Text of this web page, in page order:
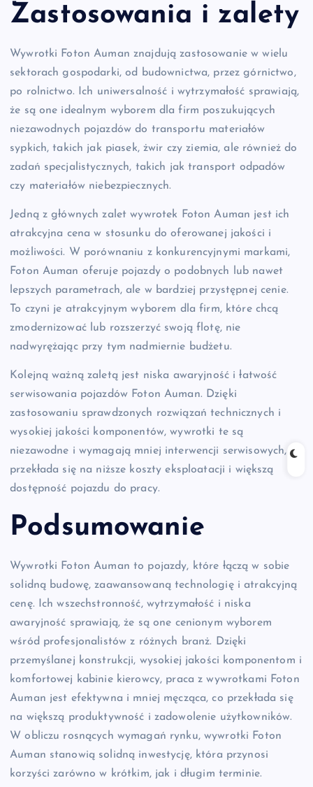
Zastosowania i zalety
Wywrotki Foton Auman znajdują zastosowanie w wielu
sektorach gospodarki, od budownictwa, przez górnictwo,
po rolnictwo. Ich uniwersalność i wytrzymałość sprawiają,
że są one idealnym wyborem dla firm poszukujących
niezawodnych pojazdów do transportu materiałów
sypkich, takich jak piasek, żwir czy ziemia, ale również do
zadań specjalistycznych, takich jak transport odpadów
czy materiałów niebezpiecznych.
Jedną z głównych zalet wywrotek Foton Auman jest ich
atrakcyjna cena w stosunku do oferowanej jakości i
możliwości. W porównaniu z konkurencyjnymi markami,
Foton Auman oferuje pojazdy o podobnych lub nawet
lepszych parametrach, ale w bardziej przystępnej cenie.
To czyni je atrakcyjnym wyborem dla firm, które chcą
zmodernizować lub rozszerzyć swoją flotę, nie
nadwyrężając przy tym nadmiernie budżetu.
Kolejną ważną zaletą jest niska awaryjność i łatwość
serwisowania pojazdów Foton Auman. Dzięki
zastosowaniu sprawdzonych rozwiązań technicznych i
wysokiej jakości komponentów, wywrotki te są
niezawodne i wymagają mniej interwencji serwisowych, co
przekłada się na niższe koszty eksploatacji i większą
dostępność pojazdu do pracy.
Podsumowanie
Wywrotki Foton Auman to pojazdy, które łączą w sobie
solidną budowę, zaawansowaną technologię i atrakcyjną
cenę. Ich wszechstronność, wytrzymałość i niska
awaryjność sprawiają, że są one cenionym wyborem
wśród profesjonalistów z różnych branż. Dzięki
przemyślanej konstrukcji, wysokiej jakości komponentom i
komfortowej kabinie kierowcy, praca z wywrotkami Foton
Auman jest efektywna i mniej męcząca, co przekłada się
na większą produktywność i zadowolenie użytkowników.
W obliczu rosnących wymagań rynku, wywrotki Foton
Auman stanowią solidną inwestycję, która przynosi
korzyści zarówno w krótkim, jak i długim terminie.